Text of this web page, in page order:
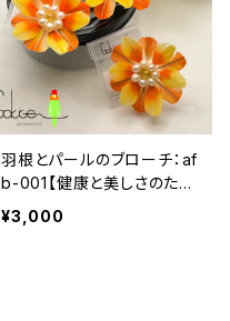
羽根とパールのブローチ：af
b-001【健康と美しさのため
に】
¥3,000